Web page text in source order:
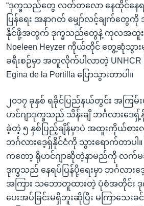
“ဒုက္ခသည်တွေ လတ်တလော နေထိုင်နေရ
ပြန်ရေး အနာဂတ် မျှော်လင့်ချက်တွ
နိုင်ဖို့အတွက် ဒုက္ခသည်တွေနဲ့ ကုလအထူ
Noeleen Heyzer ကိုယ်တိုင် တွေ့ဆုံသွား
ခရီးစဉ်မှာ အတူလိုက်ပါလာတဲ့ UNHCR ပ
Egina de la Portilla ပြောသွားတာပါ။
၂၀၁၇ ခုနှစ် ရခိုင်ပြည်နယ်တွင်း အကြမ်
ဟင်ဂျာဒုက္ခသည် သိန်းချီ ဘင်္ဂလားဒ
ခဲ့တဲ့ ၅ နှစ်ပြည့်ချိန်မှာပဲ အထူးကိုယ်စားလှ
ဘင်္ဂလားဒေ့ရှ်နိုင်ငံကို သွားရောက်တာပါ
ကတော့ ရိုဟင်ဂျာဆိုတဲ့နာမည်ကို လက်မ
ဒုက္ခသည် နေရပ်ပြန်ပို့ရေးမှာ ဘင်္ဂလာ
အကြား သဘောတူထားတဲ့ ပုံစံအတိုင်း
ပေးအပ်ခြင်းမရှိဘူးဆိုပြီး မကြာသေး